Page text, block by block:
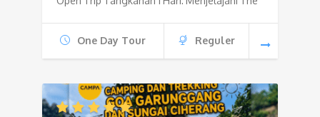
One Day Tour Reguler